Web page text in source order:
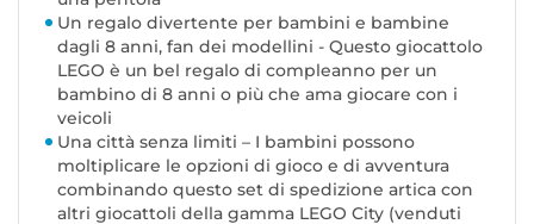
Un regalo divertente per bambini e bambine
dagli 8 anni, fan dei modellini - Questo giocattolo
LEGO è un bel regalo di compleanno per un
bambino di 8 anni o più che ama giocare con i
veicoli
Una città senza limiti – I bambini possono
moltiplicare le opzioni di gioco e di avventura
combinando questo set di spedizione artica con
altri giocattoli della gamma LEGO City (venduti